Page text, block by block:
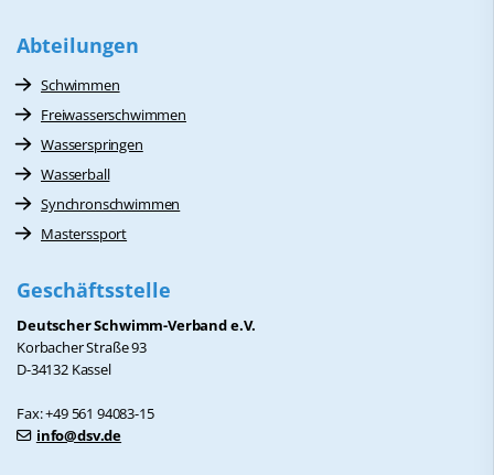
Abteilungen
Schwimmen
Freiwasserschwimmen
Wasserspringen
Wasserball
Synchronschwimmen
Masterssport
Geschäftsstelle
Deutscher Schwimm-Verband e.V.
Korbacher Straße 93
D-34132 Kassel
Fax: +49 561 94083-15
info@dsv.de